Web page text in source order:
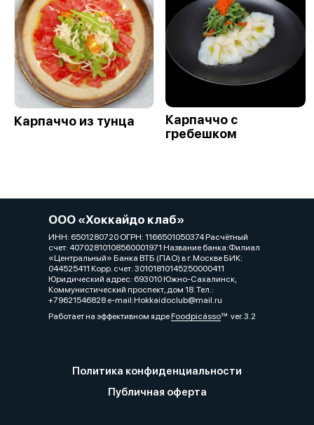
Карпаччо из тунца
Карпаччо с
гребешком
ООО «Хоккайдо клаб»
ИНН: 6501280720 ОГРН: 1166501050374 Расчётный
счет: 40702810108560001971 Название банка:Филиал
«Центральный» Банка ВТБ (ПАО) в г. Москве БИК:
044525411 Корр. счет: 30101810145250000411
Юридический адрес: 693010 Южно-Сахалинск,
Коммунистический проспект, дом 18. Тел.:
+79621546828 e-mail:Hokkaidoclub@mail.ru
Работает на эффективном ядреFoodpicássover. 3.2
Политика конфиденциальности
Публичная оферта